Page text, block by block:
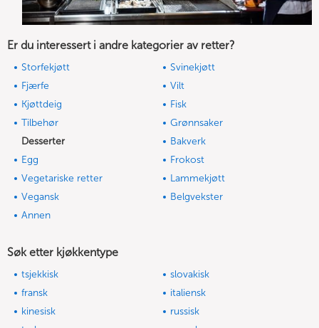
Er du interessert i andre kategorier av retter?
Storfekjøtt
Svinekjøtt
Fjærfe
Vilt
Kjøttdeig
Fisk
Tilbehør
Grønnsaker
Desserter
Bakverk
Egg
Frokost
Vegetariske retter
Lammekjøtt
Vegansk
Belgvekster
Annen
Søk etter kjøkkentype
tsjekkisk
slovakisk
fransk
italiensk
kinesisk
russisk